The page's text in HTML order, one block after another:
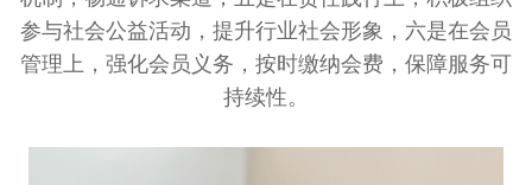
参与社会公益活动，提升行业社会形象，六是在会员
管理上，强化会员义务，按时缴纳会费，保障服务可
持续性。